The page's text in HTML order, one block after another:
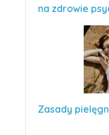
na zdrowie
Zasady